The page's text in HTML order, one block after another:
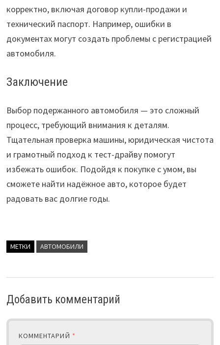
корректно, включая договор купли-продажи и
технический паспорт. Например, ошибки в
документах могут создать проблемы с регистрацией
автомобиля.
Заключение
Выбор подержанного автомобиля — это сложный
процесс, требующий внимания к деталям.
Тщательная проверка машины, юридическая чистота
и грамотный подход к тест-драйву помогут
избежать ошибок. Подойдя к покупке с умом, вы
сможете найти надёжное авто, которое будет
радовать вас долгие годы.
МЕТКИ АВТОМОБИЛИ
Добавить комментарий
КОММЕНТАРИЙ *